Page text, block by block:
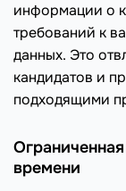
информации о
требований к
данных. Это
кандидатов и
подходящими
времени